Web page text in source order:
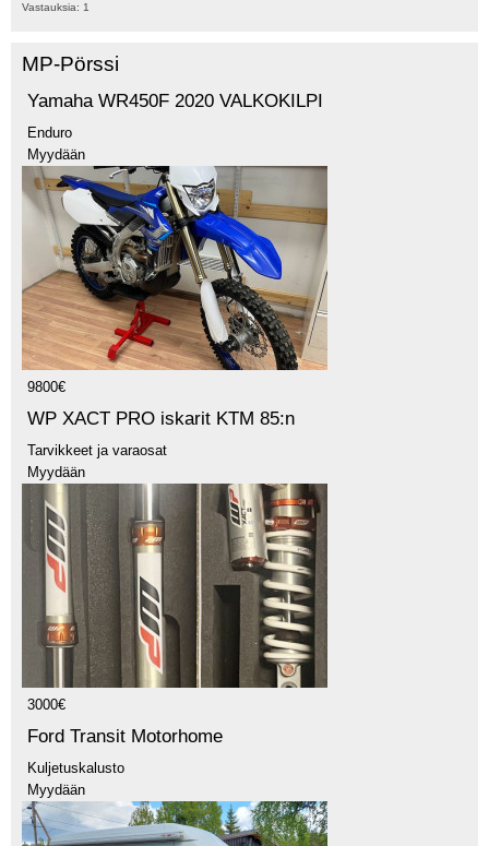
Vastauksia: 1
MP-Pörssi
Yamaha WR450F 2020 VALKOKILPI
Enduro
Myydään
9800€
WP XACT PRO iskarit KTM 85:n
Tarvikkeet ja varaosat
Myydään
3000€
Ford Transit Motorhome
Kuljetuskalusto
Myydään